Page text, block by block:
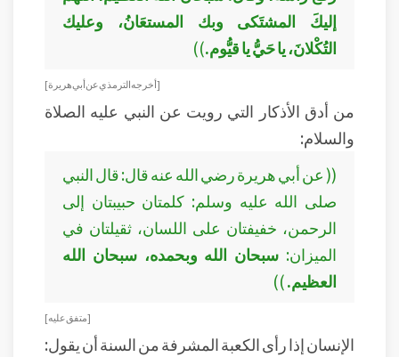
إليكَ المشتَكى وبك المستعَانُ، وعليك
التُكْلانَ، يا حَيُّ يا قيُّوم.))
[ أخرجه الترمذي عن أبي هريرة ]
من أدق الأذكار التي رويت عن النبي عليه الصلاة
والسلام:
(( عن أبي هريرة رضي الله عنه قال: قال النبي
صلى الله عليه وسلم: كلمتان حبيبتان إلى
الرحمن، خفيفتان على اللسان، ثقيلتان في
الميزان: سبحان الله وبحمده، سبحان الله
العظيم.))
[ متفق عليه ]
الإنسان إذا رأى الكعبة المشرفة من السنة أن يقول: